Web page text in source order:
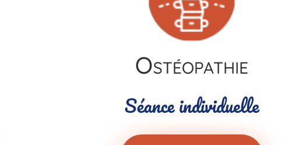
Ostéopathie
Séance individuelle